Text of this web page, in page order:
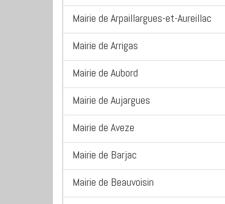
Mairie de Arpaillargues-et-Aureillac
Mairie de Arrigas
Mairie de Aubord
Mairie de Aujargues
Mairie de Aveze
Mairie de Barjac
Mairie de Beauvoisin